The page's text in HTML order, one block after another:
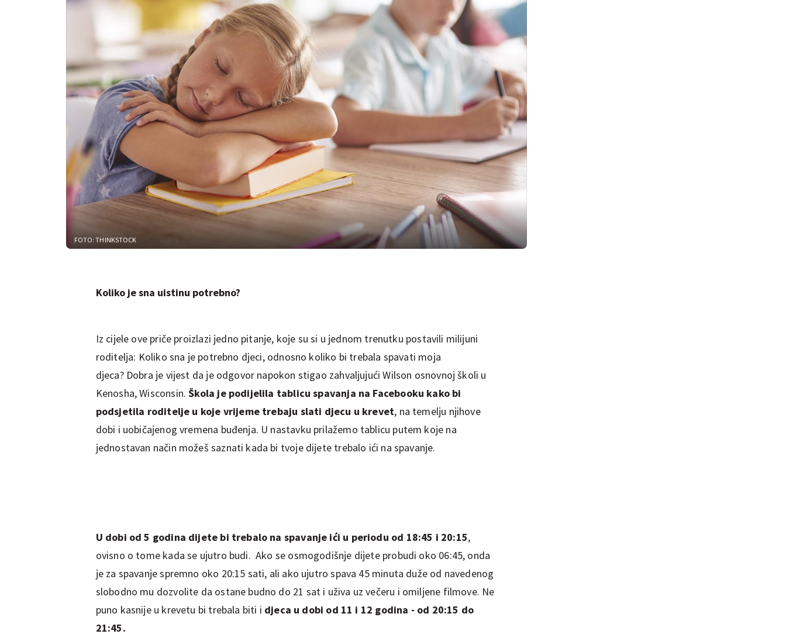
FOTO: THINKSTOCK
Koliko je sna uistinu potrebno?
Iz cijele ove priče proizlazi jedno pitanje, koje su si u jednom trenutku postavili milijuni
roditelja: Koliko sna je potrebno djeci, odnosno koliko bi trebala spavati moja
djeca? Dobra je vijest da je odgovor napokon stigao zahvaljujući Wilson osnovnoj školi u
Kenosha, Wisconsin. Škola je podijelila tablicu spavanja na Facebooku kako bi
podsjetila roditelje u koje vrijeme trebaju slati djecu u krevet, na temelju njihove
dobi i uobičajenog vremena buđenja. U nastavku prilažemo tablicu putem koje na
jednostavan način možeš saznati kada bi tvoje dijete trebalo ići na spavanje.
U dobi od 5 godina dijete bi trebalo na spavanje ići u periodu od 18:45 i 20:15,
ovisno o tome kada se ujutro budi. Ako se osmogodišnje dijete probudi oko 06:45, onda
je za spavanje spremno oko 20:15 sati, ali ako ujutro spava 45 minuta duže od navedenog
slobodno mu dozvolite da ostane budno do 21 sat i uživa uz večeru i omiljene filmove. Ne
puno kasnije u krevetu bi trebala biti i djeca u dobi od 11 i 12 godina - od 20:15 do
21:45.